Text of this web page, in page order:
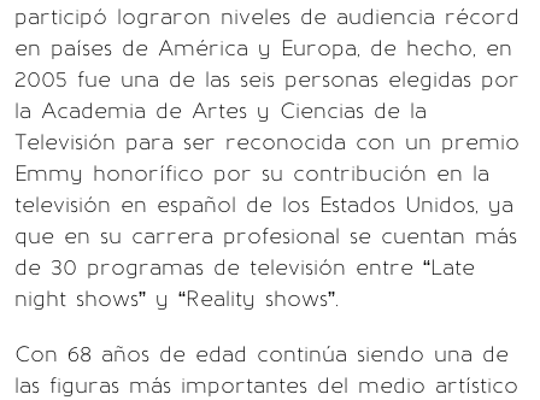
participó lograron niveles de audiencia récord
en países de América y Europa, de hecho, en
2005 fue una de las seis personas elegidas por
la Academia de Artes y Ciencias de la
Televisión para ser reconocida con un premio
Emmy honorífico por su contribución en la
televisión en español de los Estados Unidos, ya
que en su carrera profesional se cuentan más
de 30 programas de televisión entre “Late
night shows” y “Reality shows”.
Con 68 años de edad continúa siendo una de
las figuras más importantes del medio artístico